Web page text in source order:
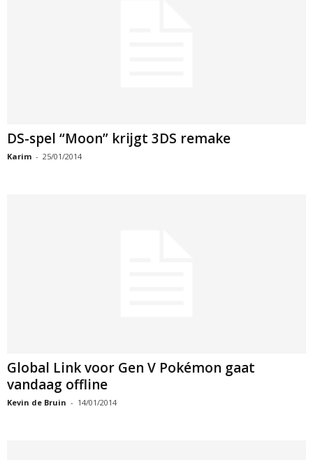
DS-spel “Moon” krijgt 3DS remake
Karim - 25/01/2014
Global Link voor Gen V Pokémon gaat
vandaag offline
Kevin de Bruin - 14/01/2014